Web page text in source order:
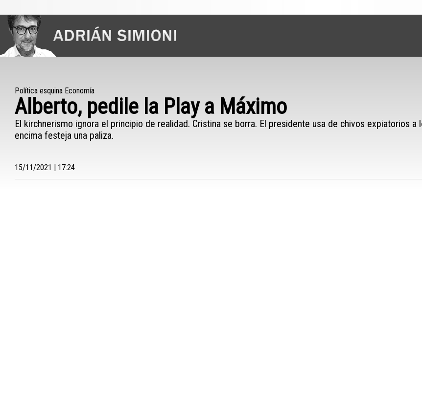
Política esquina Economía
Alberto, pedile la Play a Máximo
El kirchnerismo ignora el principio de realidad. Cristina se borra. El presidente usa de chivos expiatorios
encima festeja una paliza.
15/11/2021 | 17:24